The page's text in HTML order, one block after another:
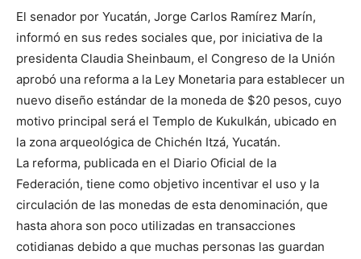
El senador por Yucatán, Jorge Carlos Ramírez Marín,
informó en sus redes sociales que, por iniciativa de la
presidenta Claudia Sheinbaum, el Congreso de la Unión
aprobó una reforma a la Ley Monetaria para establecer un
nuevo diseño estándar de la moneda de $20 pesos, cuyo
motivo principal será el Templo de Kukulkán, ubicado en
la zona arqueológica de Chichén Itzá, Yucatán.
La reforma, publicada en el Diario Oficial de la
Federación, tiene como objetivo incentivar el uso y la
circulación de las monedas de esta denominación, que
hasta ahora son poco utilizadas en transacciones
cotidianas debido a que muchas personas las guardan